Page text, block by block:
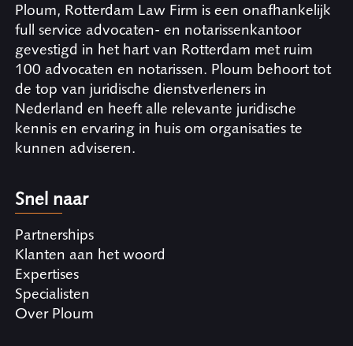
Ploum, Rotterdam Law Firm is een onafhankelijk
full service advocaten- en notarissenkantoor
gevestigd in het hart van Rotterdam met ruim
100 advocaten en notarissen. Ploum behoort tot
de top van juridische dienstverleners in
Nederland en heeft alle relevante juridische
kennis en ervaring in huis om organisaties te
kunnen adviseren.
Snel naar
Partnerships
Klanten aan het woord
Expertises
Specialisten
Over Ploum